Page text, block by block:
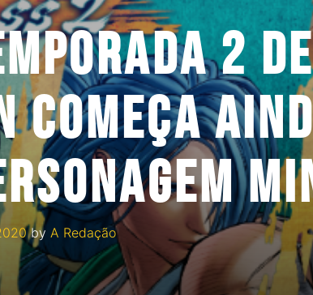
2
COMEÇA
by A Redação